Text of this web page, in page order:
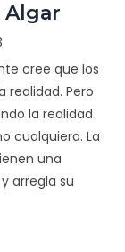
Algar
cree que los
realidad. Pero
la realidad
cualquiera. La
una
arregla su